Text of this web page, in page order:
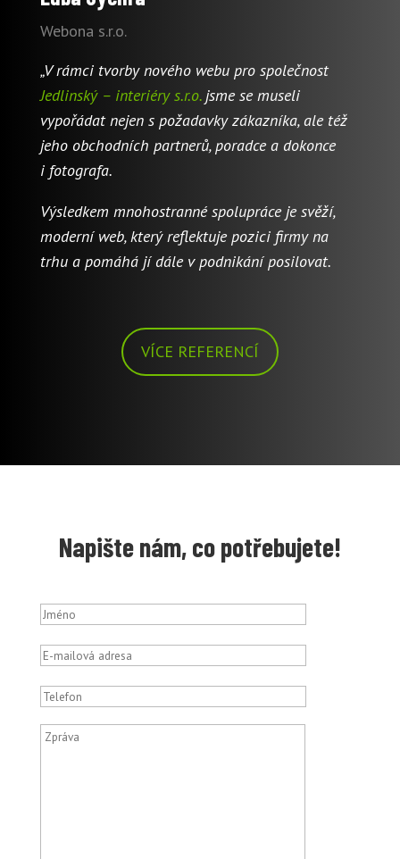
Webona s.r.o.
„V rámci tvorby nového webu pro společnost
Jedlinský – interiéry s.r.o.jsme se museli
vypořádat nejen s požadavky zákazníka, ale též
jeho obchodních partnerů, poradce a dokonce
i fotografa.
Výsledkem mnohostranné spolupráce je svěží,
moderní web, který reflektuje pozici firmy na
trhu a pomáhá jí dále v podnikání posilovat.
VÍCE REFERENCÍ
Napište nám, co potřebujete!